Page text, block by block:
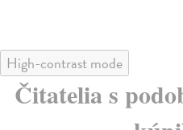
High-contrast mode
Čitatelia s